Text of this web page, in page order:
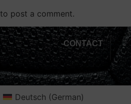
to post a comment.
CONTACT
Deutsch (German)